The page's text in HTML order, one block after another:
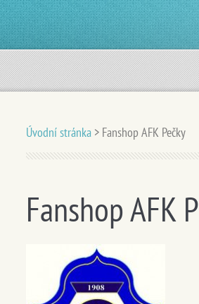
Úvodní stránka > Fanshop AFK Pečky
Fanshop AFK